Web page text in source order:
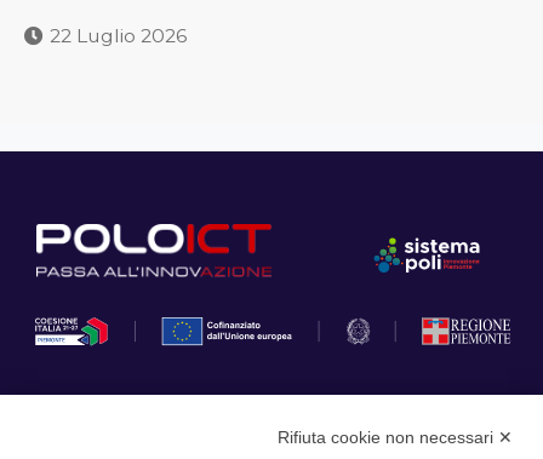
22 Luglio 2026
Rifiuta cookie non necessari ✕